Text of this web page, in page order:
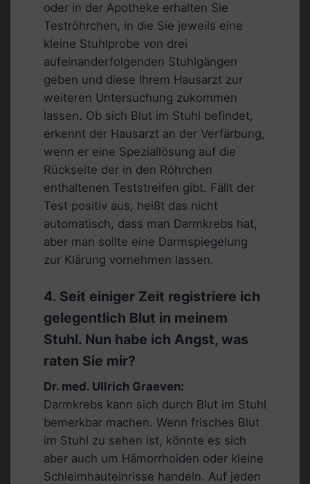
oder in der Apotheke erhalten Sie
Teströhrchen, in die Sie jeweils eine
kleine Stuhlprobe von drei
aufeinanderfolgenden Stuhlgängen
geben und diese Ihrem Hausarzt zur
weiteren Untersuchung zukommen
lassen. Ob sich Blut im Stuhl befindet,
erkennt der Hausarzt an der Verfärbung,
wenn er eine Speziallösung auf die
Rückseite der in den Röhrchen
enthaltenen Teststreifen gibt. Fällt der
Test positiv aus, heißt das nicht
automatisch, dass man Darmkrebs hat,
aber man sollte eine Darmspiegelung
zur Klärung vornehmen lassen.
4. Seit einiger Zeit registriere ich
gelegentlich Blut in meinem
Stuhl. Nun habe ich Angst, was
raten Sie mir?
Dr. med. Ullrich Graeven:
Darmkrebs kann sich durch Blut im Stuhl
bemerkbar machen. Wenn frisches Blut
im Stuhl zu sehen ist, könnte es sich
aber auch um Hämorrhoiden oder kleine
Schleimhauteinrisse handeln. Auf jeden